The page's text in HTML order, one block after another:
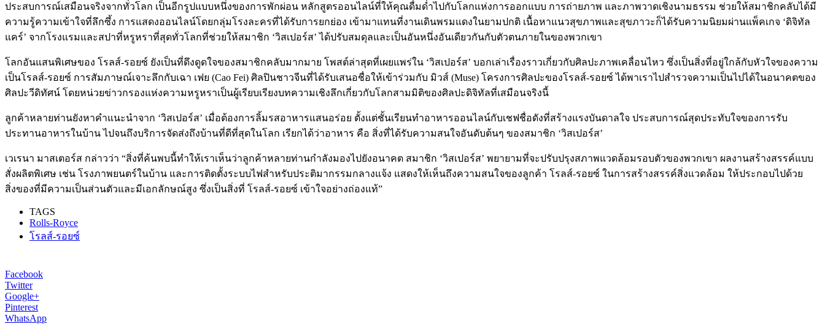
ประสบการณ์เสมือนจริงจากทั่วโลก เป็นอีกรูปแบบหนึ่งของการพักผ่อน หลักสูตรออนไลน์ที่ให้คุณดื่มด่ำไปกับโลกแห่งการออกแบบ การถ่ายภาพ และภาพวาดเชิงนามธรรม ช่วยให้สมาชิกคลับได้มี
ความรู้ความเข้าใจที่ลึกซึ้ง การแสดงออนไลน์โดยกลุ่มโรงละครที่ได้รับการยกย่อง เข้ามาแทนที่งานเดินพรมแดงในยามปกติ เนื้อหาแนวสุขภาพและสุขภาวะก็ได้รับความนิยมผ่านแพ็คเกจ ‘ดิจิทัล
แคร์’ จากโรงแรมและสปาที่หรูหราที่สุดทั่วโลกที่ช่วยให้สมาชิก ‘วิสเปอร์ส’ ได้ปรับสมดุลและเป็นอันหนึ่งอันเดียวกันกับตัวตนภายในของพวกเขา
โลกอันแสนพิเศษของ โรลส์-รอยซ์ ยังเป็นที่ดึงดูดใจของสมาชิกคลับมากมาย โพสต์ล่าสุดที่เผยแพร่ใน ‘วิสเปอร์ส’ บอกเล่าเรื่องราวเกี่ยวกับศิลปะภาพเคลื่อนไหว ซึ่งเป็นสิ่งที่อยู่ใกล้กับหัวใจของความ
เป็นโรลส์-รอยซ์ การสัมภาษณ์เจาะลึกกับเฉา เฟย (Cao Fei) ศิลปินชาวจีนที่ได้รับเสนอชื่อให้เข้าร่วมกับ มิวส์ (Muse) โครงการศิลปะของโรลส์-รอยซ์ ได้พาเราไปสำรวจความเป็นไปได้ในอนาคตของ
ศิลปะวีดิทัศน์ โดยหน่วยข่าวกรองแห่งความหรูหราเป็นผู้เรียบเรียงบทความเชิงลึกเกี่ยวกับโลกสามมิติของศิลปะดิจิทัลที่เสมือนจริงนี้
ลูกค้าหลายท่านยังหาคำแนะนำจาก ‘วิสเปอร์ส’ เมื่อต้องการลิ้มรสอาหารแสนอร่อย ตั้งแต่ชั้นเรียนทำอาหารออนไลน์กับเชฟชื่อดังที่สร้างแรงบันดาลใจ ประสบการณ์สุดประทับใจของการรับ
ประทานอาหารในบ้าน ไปจนถึงบริการจัดส่งถึงบ้านที่ดีที่สุดในโลก เรียกได้ว่าอาหาร คือ สิ่งที่ได้รับความสนใจอันดับต้นๆ ของสมาชิก ‘วิสเปอร์ส’
เวเรนา มาสเตอร์ส กล่าวว่า “สิ่งที่ค้นพบนี้ทำให้เราเห็นว่าลูกค้าหลายท่านกำลังมองไปยังอนาคต สมาชิก ‘วิสเปอร์ส’ พยายามที่จะปรับปรุงสภาพแวดล้อมรอบตัวของพวกเขา ผลงานสร้างสรรค์แบบ
สั่งผลิตพิเศษ เช่น โรงภาพยนตร์ในบ้าน และการติดตั้งระบบไฟสำหรับประติมากรรมกลางแจ้ง แสดงให้เห็นถึงความสนใจของลูกค้า โรลส์-รอยซ์ ในการสร้างสรรค์สิ่งแวดล้อม ให้ประกอบไปด้วย
สิ่งของที่มีความเป็นส่วนตัวและมีเอกลักษณ์สูง ซึ่งเป็นสิ่งที่ โรลส์-รอยซ์ เข้าใจอย่างถ่องแท้”
TAGS
Rolls-Royce
โรลส์-รอยซ์
Facebook
Twitter
Google+
Pinterest
WhatsApp